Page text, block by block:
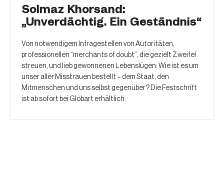
Solmaz Khorsand:
„Unverdächtig. Ein Geständnis“
Von notwendigem Infragestellen von Autoritäten,
professionellen “merchants of doubt”, die gezielt Zweifel
streuen, und lieb gewonnenen Lebenslügen: Wie ist es um
unser aller Misstrauen bestellt – dem Staat, den
Mitmenschen und uns selbst gegenüber? Die Festschrift
ist ab sofort bei Globart erhältlich.